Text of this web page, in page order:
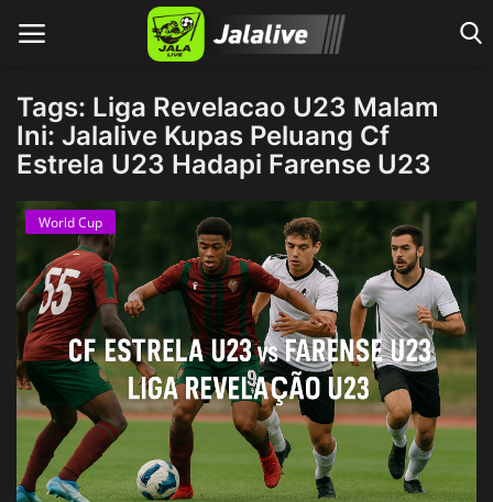
Home
Tags: Liga Revelacao U23 Malam
Ini: Jalalive Kupas Peluang Cf
Estrela U23 Hadapi Farense U23
World Cup